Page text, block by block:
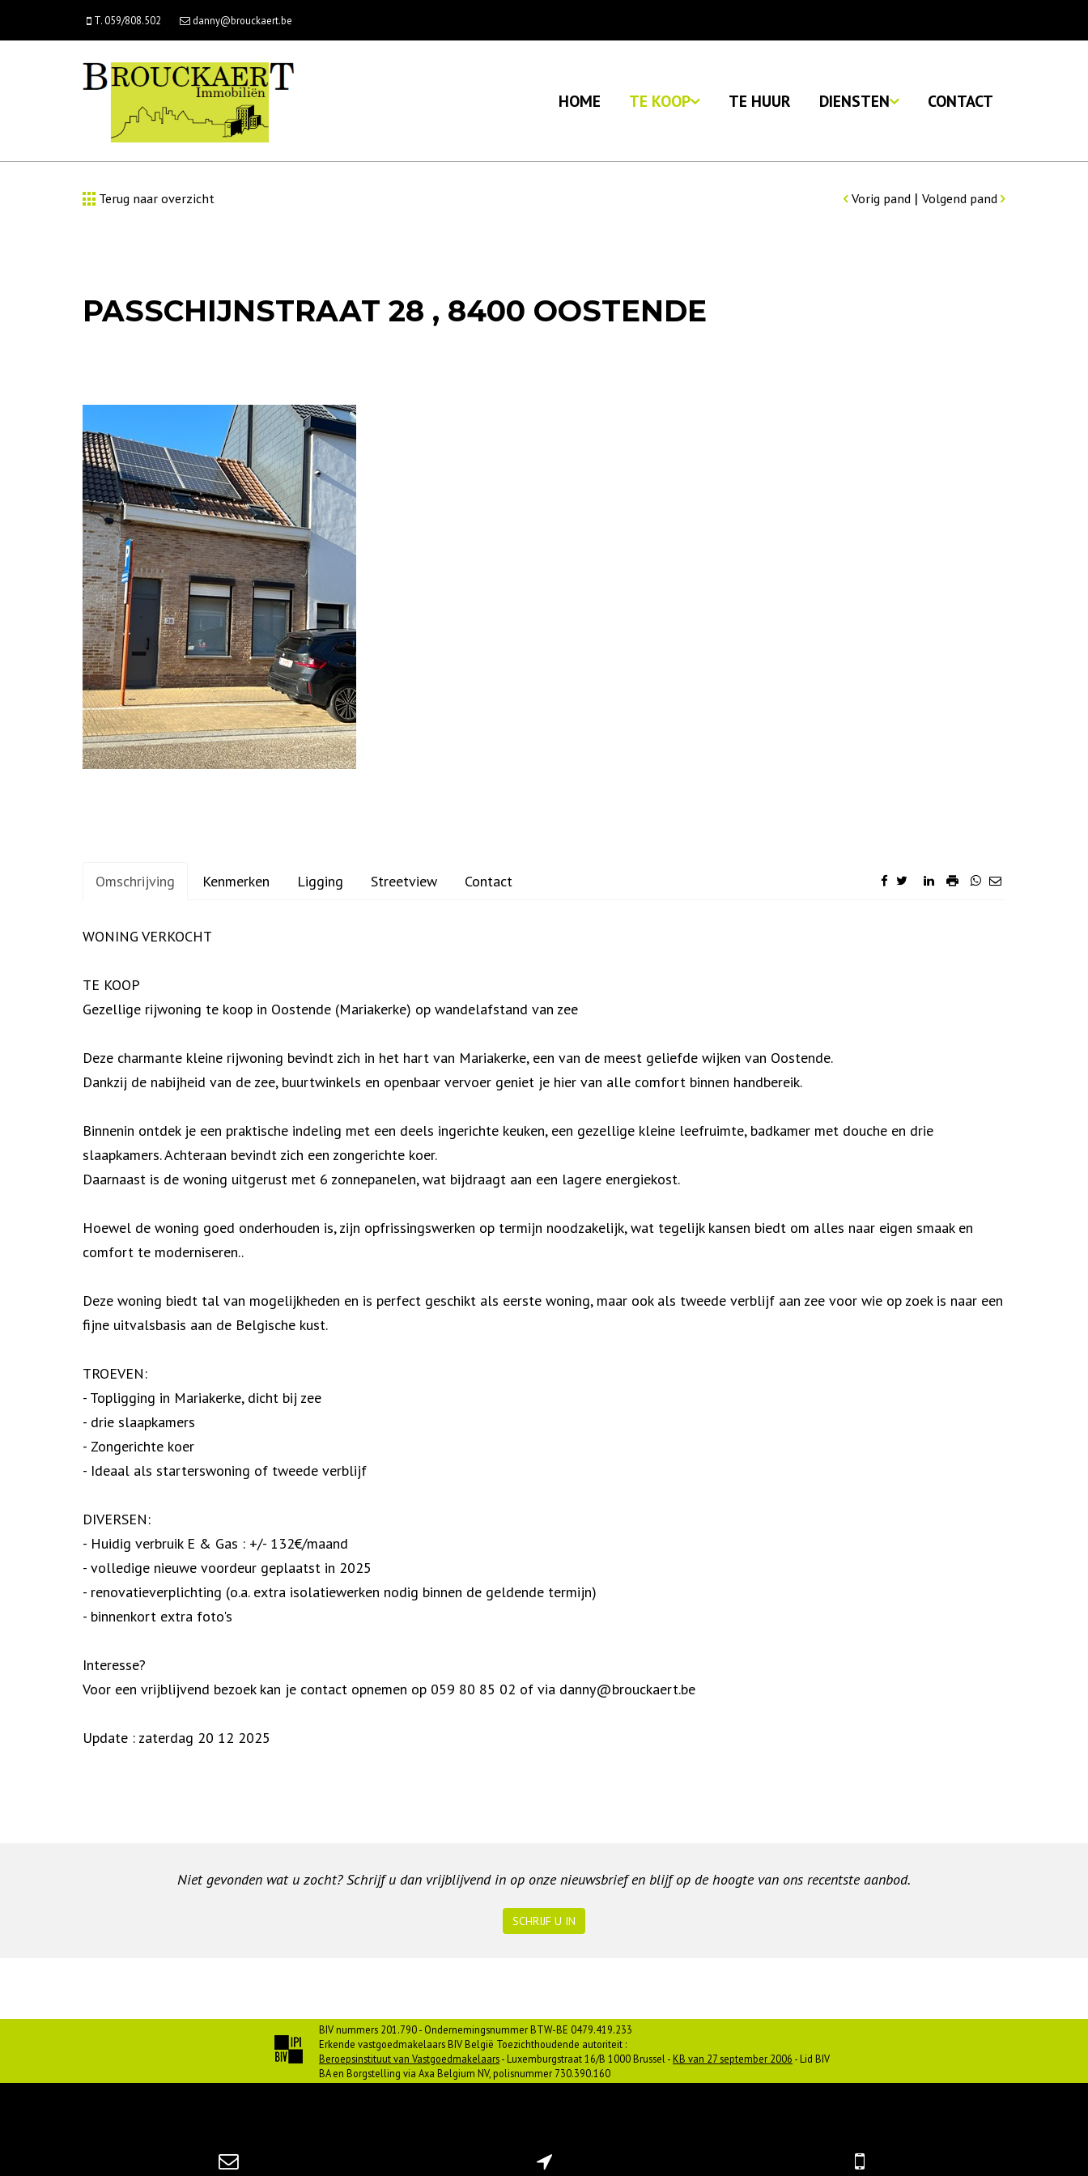
T. 059/808.502 danny@brouckaert.be
HOME TE KOOP TE HUUR DIENSTEN CONTACT
Terug naar overzicht Vorig pand | Volgend pand
PASSCHIJNSTRAAT 28 , 8400 OOSTENDE
Omschrijving Kenmerken Ligging Streetview Contact
Omschrijving
WONING VERKOCHT
TE KOOP
Gezellige rijwoning te koop in Oostende (Mariakerke) op wandelafstand van zee
Deze charmante kleine rijwoning bevindt zich in het hart van Mariakerke, een van de meest geliefde wijken van Oostende.
Dankzij de nabijheid van de zee, buurtwinkels en openbaar vervoer geniet je hier van alle comfort binnen handbereik.
Binnenin ontdek je een praktische indeling met een deels ingerichte keuken, een gezellige kleine leefruimte, badkamer met douche en drie
slaapkamers. Achteraan bevindt zich een zongerichte koer.
Daarnaast is de woning uitgerust met 6 zonnepanelen, wat bijdraagt aan een lagere energiekost.
Hoewel de woning goed onderhouden is, zijn opfrissingswerken op termijn noodzakelijk, wat tegelijk kansen biedt om alles naar eigen smaak en
comfort te moderniseren..
Deze woning biedt tal van mogelijkheden en is perfect geschikt als eerste woning, maar ook als tweede verblijf aan zee voor wie op zoek is naar een
fijne uitvalsbasis aan de Belgische kust.
TROEVEN:
- Topligging in Mariakerke, dicht bij zee
- drie slaapkamers
- Zongerichte koer
- Ideaal als starterswoning of tweede verblijf
DIVERSEN:
- Huidig verbruik E & Gas : +/- 132€/maand
- volledige nieuwe voordeur geplaatst in 2025
- renovatieverplichting (o.a. extra isolatiewerken nodig binnen de geldende termijn)
- binnenkort extra foto's
Interesse?
Voor een vrijblijvend bezoek kan je contact opnemen op 059 80 85 02 of via danny@brouckaert.be
Update : zaterdag 20 12 2025
Niet gevonden wat u zocht? Schrijf u dan vrijblijvend in op onze nieuwsbrief en blijf op de hoogte van ons recentste aanbod.
SCHRIJF U IN
BIV nummers 201.790 - Ondernemingsnummer BTW-BE 0479.419.233
Erkende vastgoedmakelaars BIV België Toezichthoudende autoriteit :
Beroepsinstituut van Vastgoedmakelaars- Luxemburgstraat 16/B 1000 Brussel -KB van 27 september 2006 - Lid BIV
BA en Borgstelling via Axa Belgium NV, polisnummer 730.390.160